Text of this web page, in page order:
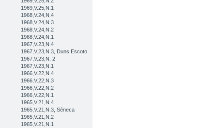
1969,V.25,N.1
1968,V.24,N.4
1968,V.24,N.3
1968,V.24,N.2
1968,V.24,N.1
1967,V.23,N.4
1967,V.23,N.3, Duns Escoto
1967,V.23,N. 2
1967,V.23,N.1
1966,V.22,N.4
1966,V.22,N.3
1966,V.22,N.2
1966,V.22,N.1
1965,V.21,N.4
1965,V.21,N.3, Séneca
1965,V.21,N.2
1965,V.21,N.1